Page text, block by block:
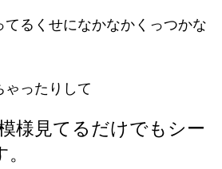
てるくせになかなかくっつかな
ったりして
様見てるだけでもシー